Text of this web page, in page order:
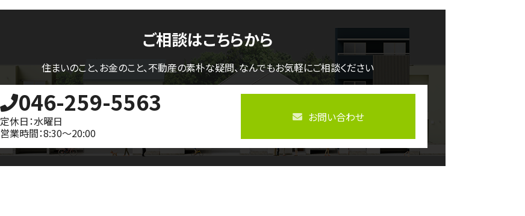
ご相談はこちらから
住まいのこと、お金のこと、不動産の素朴な疑問、なんでもお気軽にご相談ください
046-259-5563
定休日：水曜日
営業時間：8:30～20:00
お問い合わせ